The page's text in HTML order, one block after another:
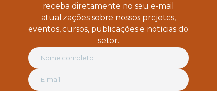
receba diretamente no seu e-mail
atualizações sobre nossos projetos,
eventos, cursos, publicações e notícias do
setor.